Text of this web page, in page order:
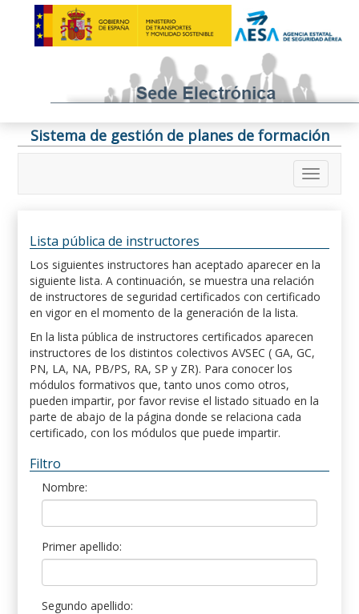
Sistema de gestión de planes de formación
Lista pública de instructores
Los siguientes instructores han aceptado aparecer en la
siguiente lista. A continuación, se muestra una relación
de instructores de seguridad certificados con certificado
en vigor en el momento de la generación de la lista.
En la lista pública de instructores certificados aparecen
instructores de los distintos colectivos AVSEC ( GA, GC,
PN, LA, NA, PB/PS, RA, SP y ZR). Para conocer los
módulos formativos que, tanto unos como otros,
pueden impartir, por favor revise el listado situado en la
parte de abajo de la página donde se relaciona cada
certificado, con los módulos que puede impartir.
Filtro
Nombre:
Primer apellido:
Segundo apellido: